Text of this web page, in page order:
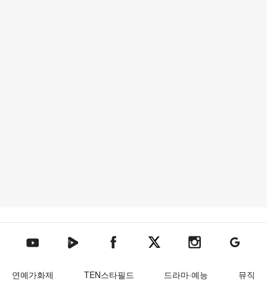
텐아시아 유튜브텐아시아 네이버TV텐아시아 페이스북텐아시아 엑스텐아시아 인스타그램
텐아시아
연예가화제 TEN스타필드 드라마·예능
뮤직